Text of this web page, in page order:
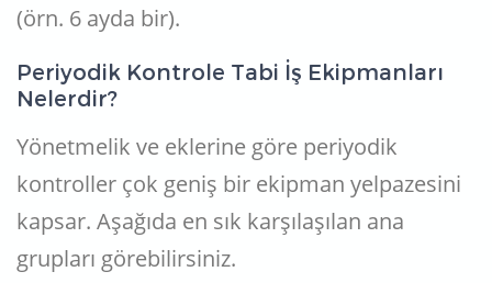
(örn. 6 ayda bir).
Periyodik Kontrole Tabi İş Ekipmanları
Nelerdir?
Yönetmelik ve eklerine göre periyodik
kontroller çok geniş bir ekipman yelpazesini
kapsar. Aşağıda en sık karşılaşılan ana
grupları görebilirsiniz.